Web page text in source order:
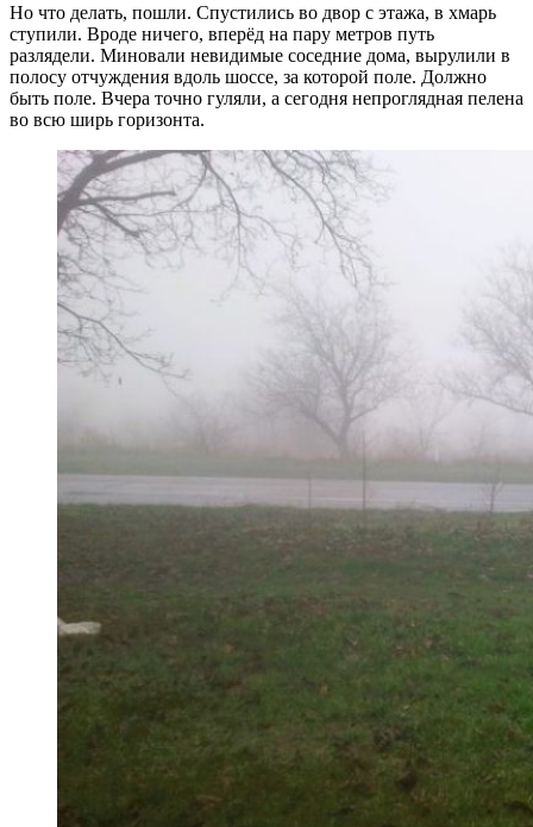
Но что делать, пошли. Спустились во двор с этажа, в хмарь
ступили. Вроде ничего, вперёд на пару метров путь
разлядели. Миновали невидимые соседние дома, вырулили в
полосу отчуждения вдоль шоссе, за которой поле. Должно
быть поле. Вчера точно гуляли, а сегодня непроглядная пелена
во всю ширь горизонта.